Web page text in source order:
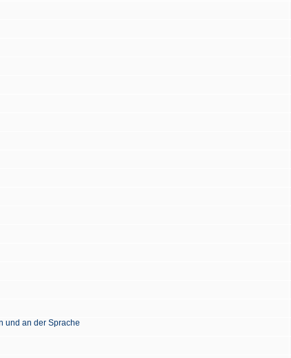
und an der Sprache